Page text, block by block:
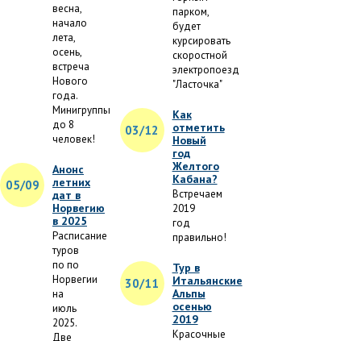
весна,
начало
лета,
осень,
встреча
Нового
года.
Минигруппы
до 8
человек!
05/09
Анонс
летних
дат в
Норвегию
в 2025
Расписание
туров
по по
Норвегии
на
июль
2025.
Две
парком,
будет
курсировать
скоростной
электропоезд
"Ласточка"
03/12
Как
отметить
Новый
год
Желтого
Кабана?
Встречаем
2019
год
правильно!
30/11
Тур в
Итальянские
Альпы
осенью
2019
Красочные